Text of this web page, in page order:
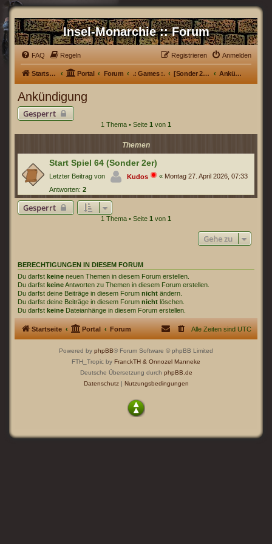
Insel-Monarchie :: Forum
FAQ Regeln Anmelden
Registrieren
Startseite Portal Forum .: Games :. [Sonder 2er] Spiel 64 Ankündigung
Ankündigung
Gesperrt
1 Thema • Seite 1 von 1
Themen
Start Spiel 64 (Sonder 2er)
Letzter Beitrag von Kudos « Montag 27. April 2026, 07:33
Antworten: 2
Gesperrt
1 Thema • Seite 1 von 1
Gehe zu
BERECHTIGUNGEN IN DIESEM FORUM
Du darfst keine neuen Themen in diesem Forum erstellen.
Du darfst keineAntworten zu Themen in diesem Forum erstellen.
Du darfst deine Beiträge in diesem Forum nicht ändern.
Du darfst deine Beiträge in diesem Forum nicht löschen.
Du darfst keine Dateianhänge in diesem Forum erstellen.
Startseite Portal Forum Alle Zeiten sind UTC
Powered by phpBB® Forum Software © phpBB Limited
FTH_Tropic by FranckTH & Onnozel Manneke
Deutsche Übersetzung durch phpBB.de
Datenschutz| Nutzungsbedingungen